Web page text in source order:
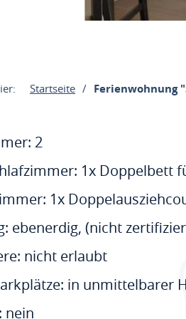
Startseite Ferienwohnung
2
1x Doppelbett
1x
ebenerdig, (nicht
nicht erlaubt
in unmittelbarer
nein